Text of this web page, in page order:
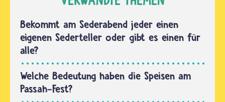
Bekommt am Sederabend jeder einen
eigenen Sederteller oder gibt es einen für
alle?
Welche Bedeutung haben die Speisen am
Passah-Fest?